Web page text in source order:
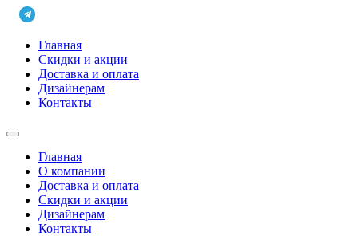
Главная
Скидки и акции
Доставка и оплата
Дизайнерам
Контакты
Главная
О компании
Доставка и оплата
Скидки и акции
Дизайнерам
Контакты